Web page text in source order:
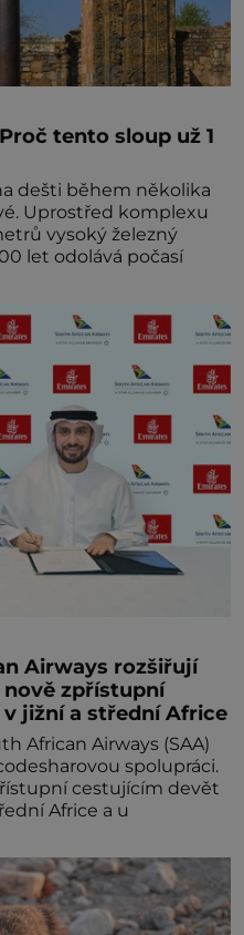
tento sloup už 1
dešti během několika
Uprostřed komplexu
vysoký železný
let odolává počasí
Airways rozšiřují
zpřístupní
jižní a střední Africe
African Airways (SAA)
spolupráci.
cestujícím devět
Africe a u